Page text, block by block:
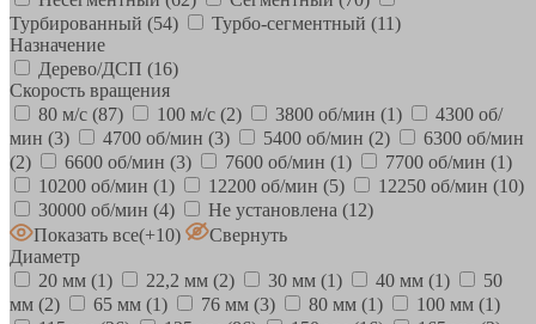
Турбированный (54) Турбо-сегментный (11)
Назначение
Дерево/ДСП (16)
Скорость вращения
80 м/с (87) 100 м/с (2) 3800 об/мин (1)
4300 об/
мин (3) 4700 об/мин (3) 5400 об/мин (2)
6300 об/мин
(2)
6600 об/мин (3) 7600 об/мин (1) 7700 об/мин (1)
10200 об/мин (1) 12200 об/мин (5) 12250 об/мин (10)
30000 об/мин (4) Не установлена (12)
Показать все(+10)
Свернуть
Диаметр
20 мм (1) 22,2 мм (2) 30 мм (1) 40 мм (1)
50
мм (2) 65 мм (1) 76 мм (3) 80 мм (1) 100 мм (1)